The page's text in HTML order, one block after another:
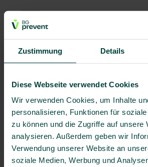
Zustimmung Details
Diese Webseite verwendet Cookies
Wir verwenden Cookies, um Inhalte
personalisieren, Funktionen für
zu können und die Zugriffe auf unsere
analysieren. Außerdem geben wir
Verwendung unserer Website an
soziale Medien, Werbung und
Leistungen Krankheiten
Reisevorbereitung
Während der Reise
Weiterführende Links
BG